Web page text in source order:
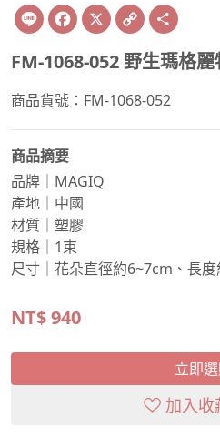
Line Facebook
X Copy
Link
FM-1068-052 野生瑪格
商品貨號：FM-1068-052
商品摘要
品牌｜MAGIQ
產地｜中國
材質｜塑膠
規格｜1束
尺寸｜花朵直徑約6~7cm、長
NT$940
立即
加入收